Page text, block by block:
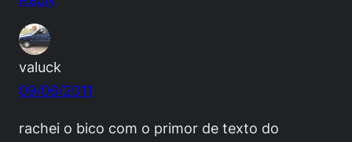
valuck
09/06/2011
rachei o bico com o primor de texto do